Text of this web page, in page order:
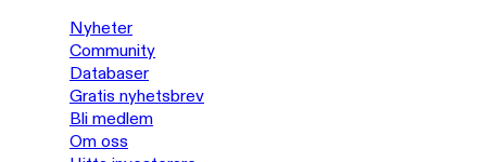
Nyheter
Community
Databaser
Gratis nyhetsbrev
Bli medlem
Om oss